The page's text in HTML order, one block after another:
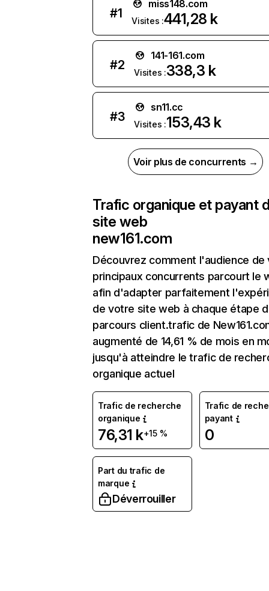
#1
miss148.com
Visites :441,28 k
#2
141-161.com
Visites :338,3 k
#3
sn11.cc
Visites :153,43 k
Voir plus de concurrents →
Trafic organique et payant
site web
new161.com
Découvrez comment l'audience de
principaux concurrents parcourt le
afin d'adapter parfaitement
de votre site web à chaque étape
parcours client.trafic de
augmenté de 14,61 % de mois en
jusqu'à atteindre le trafic de
organique actuel
Trafic de recherche
organique
76,31 k+15 %
Trafic de
payant
0
Part du trafic de
marque
Déverrouiller